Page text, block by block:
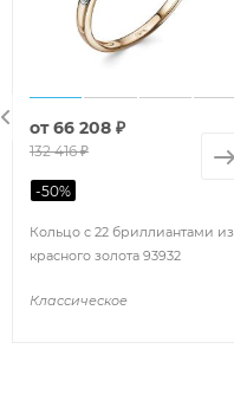
Кольцо с 22 бриллиантами из
красного золота 93932
Классическое
от66 208 ₽
132 416 ₽
-50%